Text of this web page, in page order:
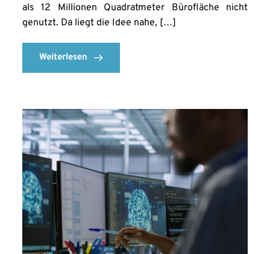
als 12 Millionen Quadratmeter Bürofläche nicht
genutzt. Da liegt die Idee nahe, […]
Weiterlesen